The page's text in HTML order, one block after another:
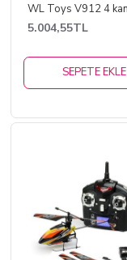
5.004,55TL
SEPETE EKLE